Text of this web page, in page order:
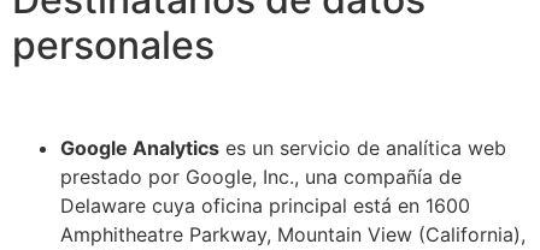
personales
Google Analytics es un servicio de analítica web
prestado por Google, Inc., una compañía de
Delaware cuya oficina principal está en 1600
Amphitheatre Parkway, Mountain View (California),